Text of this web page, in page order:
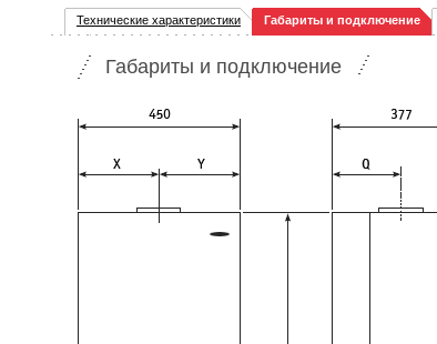
Технические характеристики Габариты и подключение
Габариты и подключение